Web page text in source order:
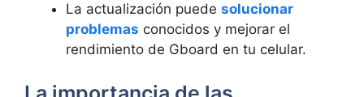
La actualización puede solucionar
problemas conocidos y‍ mejorar el
rendimiento de Gboard ​en tu celular.